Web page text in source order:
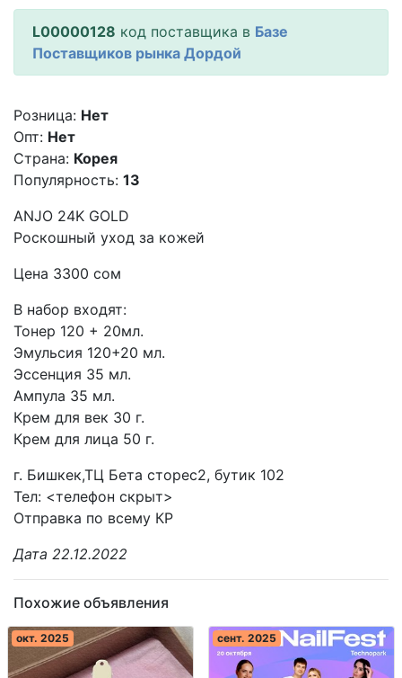
L00000128 код поставщика в Базе
Поставщиков рынка Дордой
Розница: Нет
Опт: Нет
Страна: Корея
Популярность: 13
ANJO 24K GOLD
Роскошный уход за кожей
Цена 3300 сом
В набор входят:
Тонер 120 + 20мл.
Эмульсия 120+20 мл.
Эссенция 35 мл.
Ампула 35 мл.
Крем для век 30 г.
Крем для лица 50 г.
г. Бишкек,ТЦ Бета сторес2, бутик 102
Тел: <телефон скрыт>
Отправка по всему КР
Дата 22.12.2022
Похожие объявления
окт. 2025 сент. 2025